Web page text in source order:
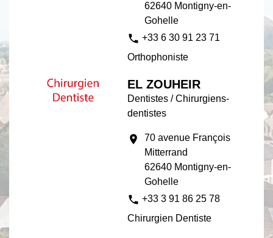
62640 Montigny-en-
Gohelle
phone +33 6 30 91 23 71
Orthophoniste
EL ZOUHEIR
Dentistes / Chirurgiens-
dentistes
location_on
70 avenue François
Mitterrand
62640 Montigny-en-
Gohelle
phone +33 3 91 86 25 78
Chirurgien Dentiste